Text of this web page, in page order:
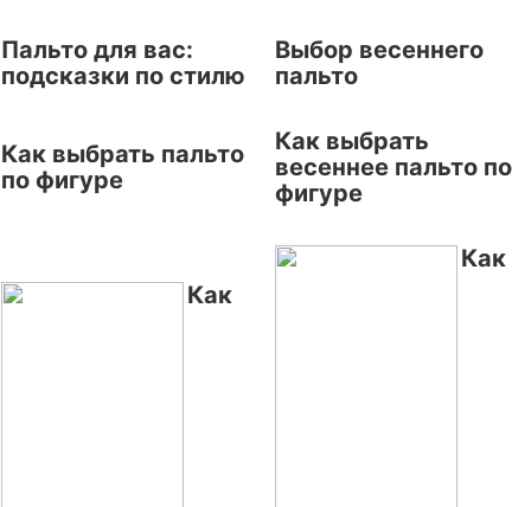
Пальто для вас:
подсказки по стилю
Выбор весеннего
пальто
Как выбрать пальто
по фигуре
Как выбрать
весеннее пальто по
фигуре
Как
Как